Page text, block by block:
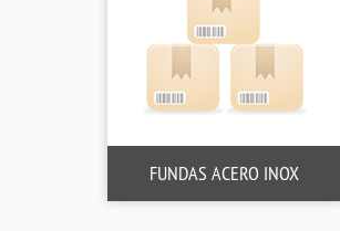
FUNDAS ACERO INOX